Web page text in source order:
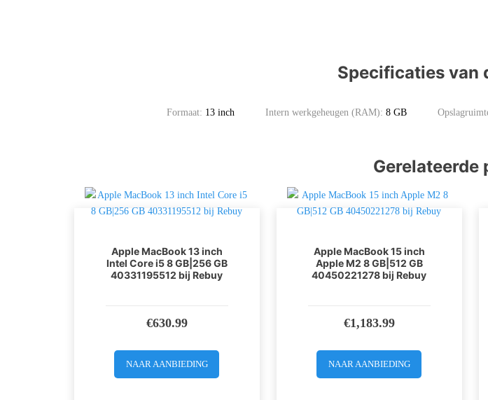
Specificaties van
Formaat: 13 inch Intern werkgeheugen (RAM): 8 GB
Gerelateerde
Apple MacBook 13 inch
Intel Core i5 8 GB|256 GB
40331195512 bij Rebuy
€630.99
NAAR AANBIEDING
Apple MacBook 15 inch
Apple M2 8 GB|512 GB
40450221278 bij Rebuy
€1,183.99
NAAR AANBIEDING